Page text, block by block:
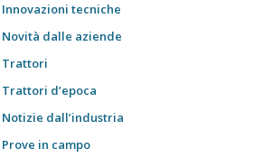
Innovazioni tecniche
Novità dalle aziende
Trattori
Trattori d’epoca
Notizie dall’industria
Prove in campo